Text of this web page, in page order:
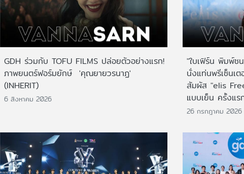
GDH ร่วมกับ TOFU FILMS ปล่อยตัวอย่างแรก!
ภาพยนตร์ฟอร์มยักษ์ 'คุณยายวรนาฏ'
(INHERIT)
6 สิงหาคม 2026
"ใบเฟิร์น พิมพ์ช
นั่งแท่นพรีเซ็นเ
สัมผัส "elis
แบบเย็น ครั้งแร
26 กรกฎาคม 2026